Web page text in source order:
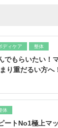
ディケア 整体
でもらいたい！
り重だるい方へ
体
ートNo1極上マ